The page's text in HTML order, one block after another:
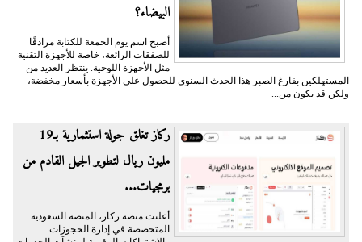
البيضاء؟
أصبح اسم يوم الجمعة للكتابة مرادفًا
للصفقات الرائعة، خاصة للأجهزة التقنية
مثل الأجهزة اللوحية. ينتظر العديد من
المستهلكين بفارغ الصبر هذا الحدث السنوي للحصول على الأجهزة بأسعار مخفضة،
ولكن قد يكون من...
ركاز تغلق جولة استثمارية بـ19
مليون ريال لتطوير الجيل القادم من
برمجيات...
أعلنت منصة ركاز، المنصة السعودية
المتخصصة في إدارة الحجوزات